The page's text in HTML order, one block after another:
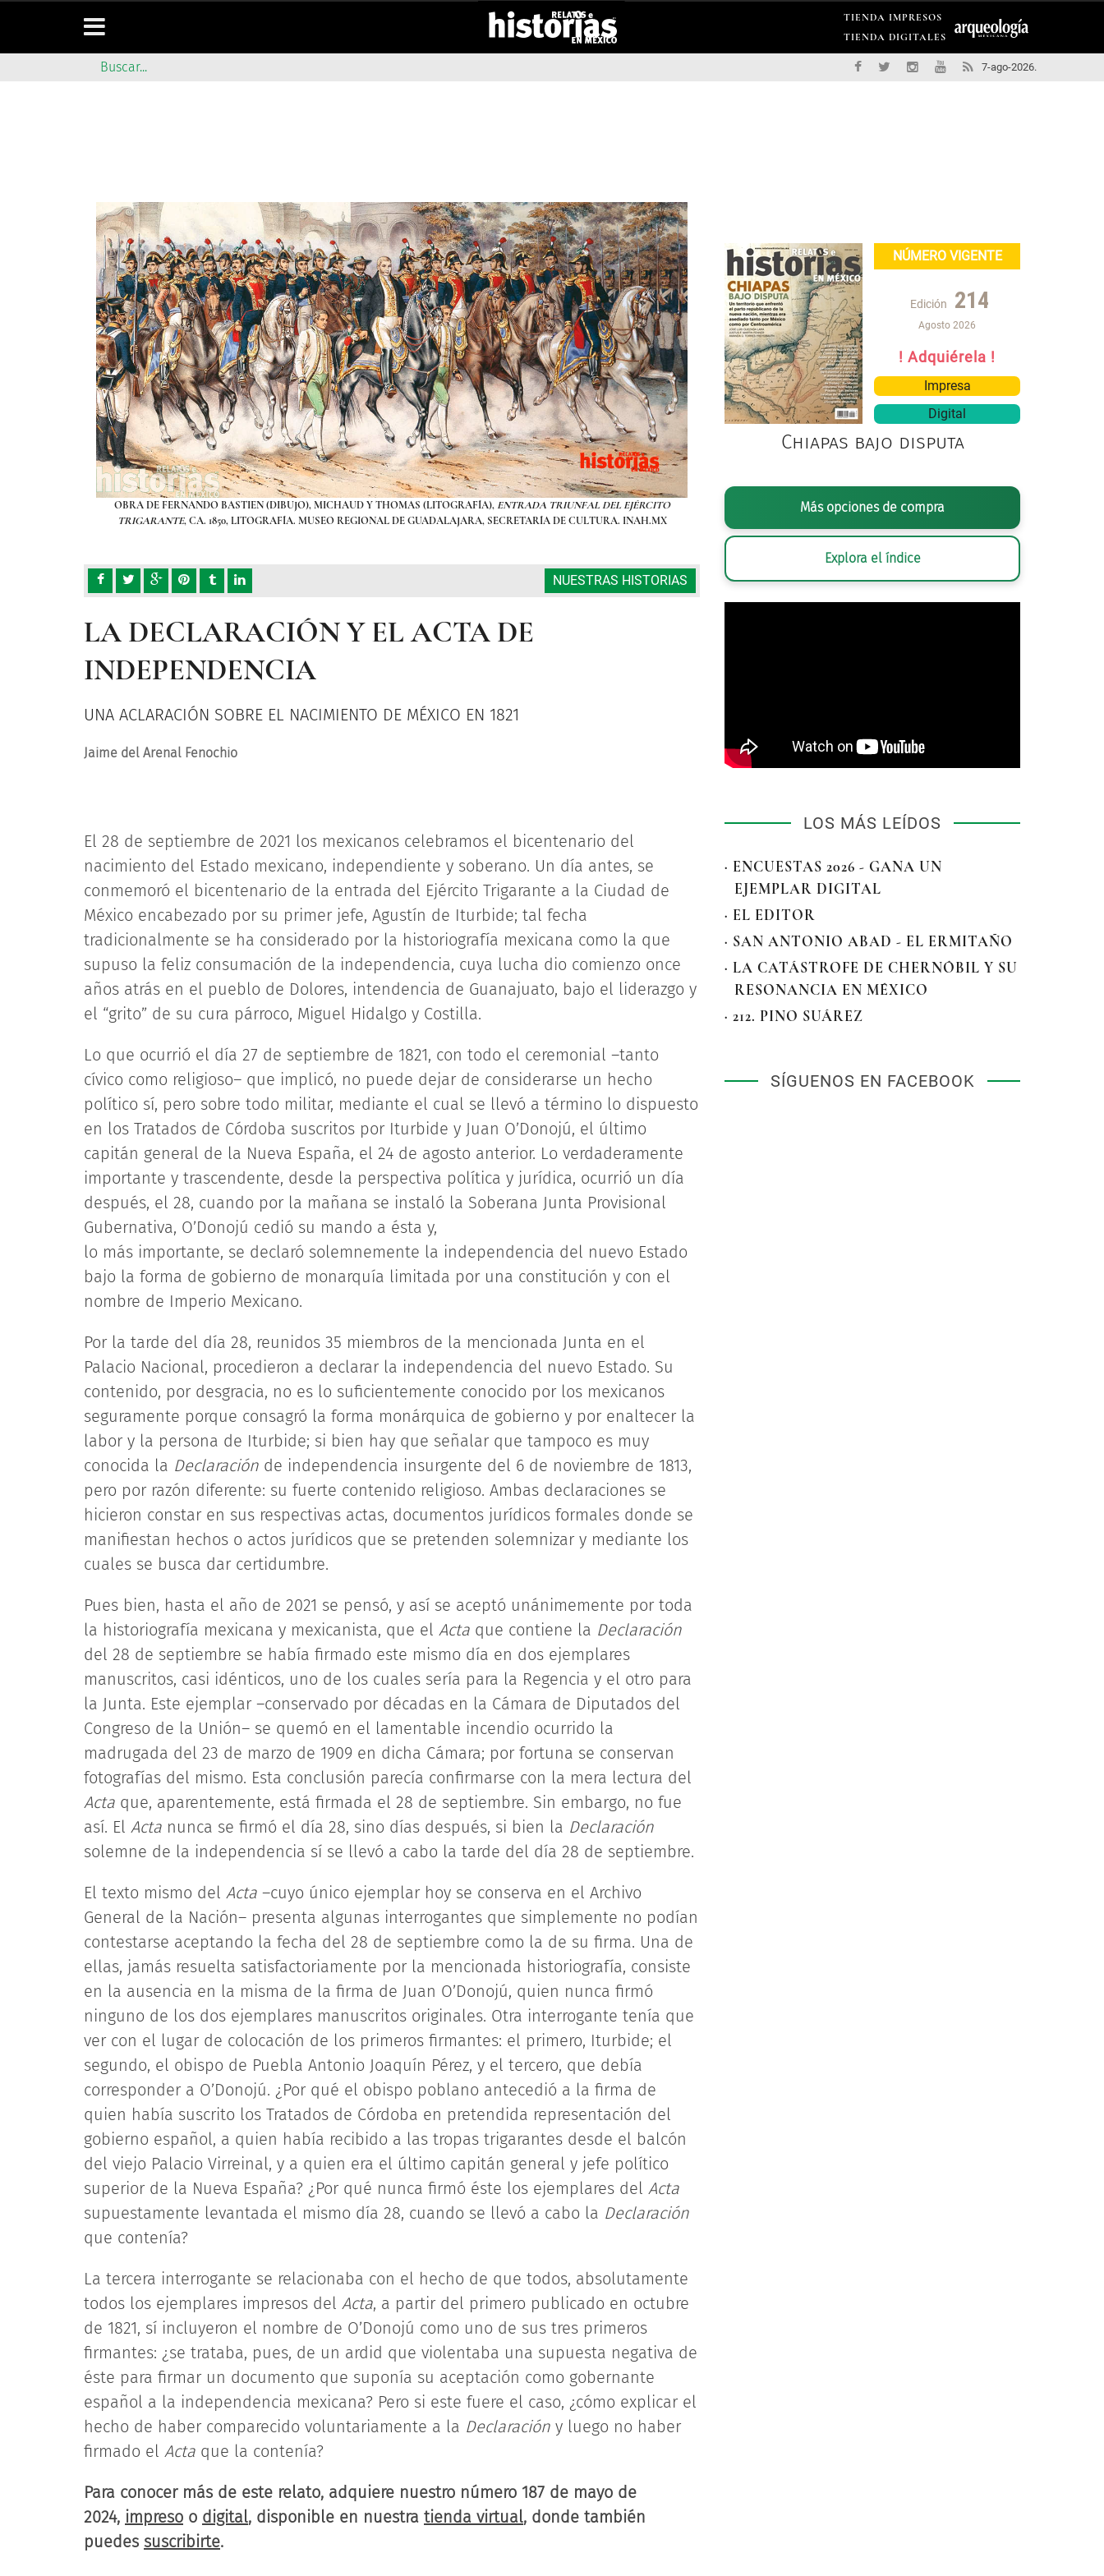
TIENDA IMPRESOS
TIENDA DIGITALES
7-ago-2026.
OBRA DE FERNANDO BASTIEN (DIBUJO), MICHAUD Y THOMAS (LITOGRAFÍA), ENTRADA TRIUNFAL DEL EJÉRCITO
TRIGARANTE, CA. 1850, LITOGRAFÍA. MUSEO REGIONAL DE GUADALAJARA, SECRETARÍA DE CULTURA. INAH.MX
OBRA DE FERNANDO BASTIEN (DIBUJO), MICHAUD Y THOMAS (LITOGRAFÍA),
TRIGARANTE
, CA. 1850, LITOGRAFÍA. MUSEO REGIONAL DE GUADALAJARA,
NUESTRAS HISTORIAS
LA DECLARACIÓN Y EL ACTA DE
INDEPENDENCIA
UNA ACLARACIÓN SOBRE EL NACIMIENTO DE MÉXICO EN 1821
Jaime del Arenal Fenochio
El 28 de septiembre de 2021 los mexicanos celebramos el bicentenario del
nacimiento del Estado mexicano, independiente y soberano. Un día antes, se
conmemoró el bicentenario de la entrada del Ejército Trigarante a la Ciudad de
México encabezado por su primer jefe, Agustín de Iturbide; tal fecha
tradicionalmente se ha considerado por la historiografía mexicana como la que
supuso la feliz consumación de la independencia, cuya lucha dio comienzo once
años atrás en el pueblo de Dolores, intendencia de Guanajuato, bajo el liderazgo y
el “grito” de su cura párroco, Miguel Hidalgo y Costilla.
Lo que ocurrió el día 27 de septiembre de 1821, con todo el ceremonial –tanto
cívico como religioso– que implicó, no puede dejar de considerarse un hecho
político sí, pero sobre todo militar, mediante el cual se llevó a término lo dispuesto
en los Tratados de Córdoba suscritos por Iturbide y Juan O’Donojú, el último
capitán general de la Nueva España, el 24 de agosto anterior. Lo verdaderamente
importante y trascendente, desde la perspectiva política y jurídica, ocurrió un día
después, el 28, cuando por la mañana se instaló la Soberana Junta Provisional
Gubernativa, O’Donojú cedió su mando a ésta y,
lo más importante, se declaró solemnemente la independencia del nuevo Estado
bajo la forma de gobierno de monarquía limitada por una constitución y con el
nombre de Imperio Mexicano.
Por la tarde del día 28, reunidos 35 miembros de la mencionada Junta en el
Palacio Nacional, procedieron a declarar la independencia del nuevo Estado. Su
contenido, por desgracia, no es lo suficientemente conocido por los mexicanos
seguramente porque consagró la forma monárquica de gobierno y por enaltecer la
labor y la persona de Iturbide; si bien hay que señalar que tampoco es muy
conocida la Declaración de independencia insurgente del 6 de noviembre de 1813,
pero por razón diferente: su fuerte contenido religioso. Ambas declaraciones se
hicieron constar en sus respectivas actas, documentos jurídicos formales donde se
manifiestan hechos o actos jurídicos que se pretenden solemnizar y mediante los
cuales se busca dar certidumbre.
Pues bien, hasta el año de 2021 se pensó, y así se aceptó unánimemente por toda
la historiografía mexicana y mexicanista, que el Acta que contiene la Declaración
del 28 de septiembre se había firmado este mismo día en dos ejemplares
manuscritos, casi idénticos, uno de los cuales sería para la Regencia y el otro para
la Junta. Este ejemplar –conservado por décadas en la Cámara de Diputados del
Congreso de la Unión– se quemó en el lamentable incendio ocurrido la
madrugada del 23 de marzo de 1909 en dicha Cámara; por fortuna se conservan
fotografías del mismo. Esta conclusión parecía confirmarse con la mera lectura del
Acta que, aparentemente, está firmada el 28 de septiembre. Sin embargo, no fue
así. El Acta nunca se firmó el día 28, sino días después, si bien la Declaración
solemne de la independencia sí se llevó a cabo la tarde del día 28 de septiembre.
El texto mismo del Acta –cuyo único ejemplar hoy se conserva en el Archivo
General de la Nación– presenta algunas interrogantes que simplemente no podían
contestarse aceptando la fecha del 28 de septiembre como la de su firma. Una de
ellas, jamás resuelta satisfactoriamente por la mencionada historiografía, consiste
en la ausencia en la misma de la firma de Juan O’Donojú, quien nunca firmó
ninguno de los dos ejemplares manuscritos originales. Otra interrogante tenía que
ver con el lugar de colocación de los primeros firmantes: el primero, Iturbide; el
segundo, el obispo de Puebla Antonio Joaquín Pérez, y el tercero, que debía
corresponder a O’Donojú. ¿Por qué el obispo poblano antecedió a la firma de
quien había suscrito los Tratados de Córdoba en pretendida representación del
gobierno español, a quien había recibido a las tropas trigarantes desde el balcón
del viejo Palacio Virreinal, y a quien era el último capitán general y jefe político
superior de la Nueva España? ¿Por qué nunca firmó éste los ejemplares del Acta
supuestamente levantada el mismo día 28, cuando se llevó a cabo la Declaración
que contenía?
La tercera interrogante se relacionaba con el hecho de que todos, absolutamente
todos los ejemplares impresos del Acta, a partir del primero publicado en octubre
de 1821, sí incluyeron el nombre de O’Donojú como uno de sus tres primeros
firmantes: ¿se trataba, pues, de un ardid que violentaba una supuesta negativa de
éste para firmar un documento que suponía su aceptación como gobernante
español a la independencia mexicana? Pero si este fuere el caso, ¿cómo explicar el
hecho de haber comparecido voluntariamente a la Declaración y luego no haber
firmado el Acta que la contenía?
Para conocer más de este relato, adquiere nuestro número 187 de mayo de
2024, impreso o digital, disponible en nuestra tienda virtual, donde también
puedes suscribirte.
NÚMERO VIGENTE
Edición 214
Agosto 2026
! Adquiérela !
Impresa
Digital
Chiapas bajo disputa
Más opciones de compra
Explora el índice
LOS MÁS LEÍDOS
· ENCUESTAS 2026 - GANA UN
EJEMPLAR DIGITAL
· EL EDITOR
· SAN ANTONIO ABAD - EL ERMITAÑO
· LA CATÁSTROFE DE CHERNÓBIL Y SU
RESONANCIA EN MÉXICO
· 212. PINO SUÁREZ
SÍGUENOS EN FACEBOOK